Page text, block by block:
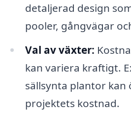
detaljerad design
pooler, gångvägar
Val av växter:
kan variera kraftigt.
sällsynta plantor kan
projektets kostnad.